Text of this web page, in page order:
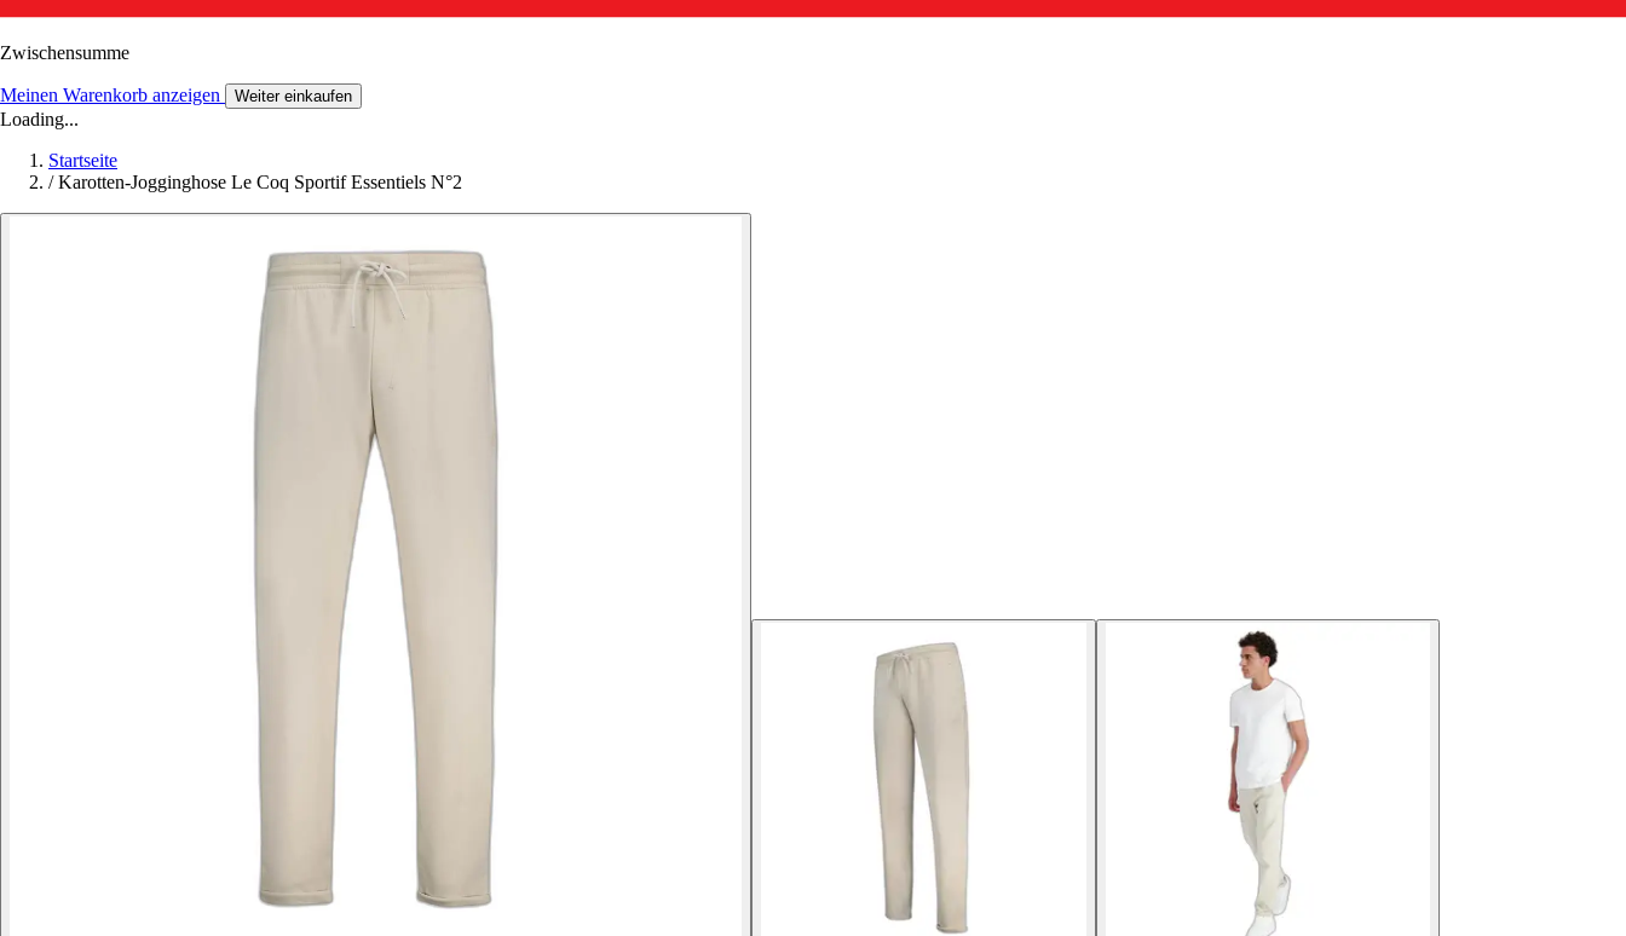
Zwischensumme
Meinen Warenkorb anzeigen Weiter einkaufen
Loading...
Startseite
/ Karotten-Jogginghose Le Coq Sportif Essentiels N°2